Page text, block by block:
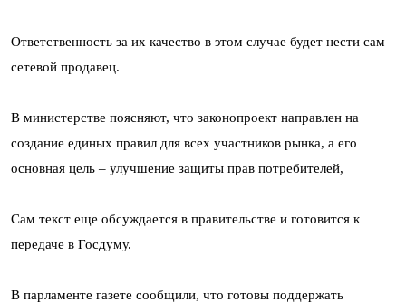
Ответственность за их качество в этом случае будет нести сам
сетевой продавец.
В министерстве поясняют, что законопроект направлен на
создание единых правил для всех участников рынка, а его
основная цель – улучшение защиты прав потребителей,
Сам текст еще обсуждается в правительстве и готовится к
передаче в Госдуму.
В парламенте газете сообщили, что готовы поддержать